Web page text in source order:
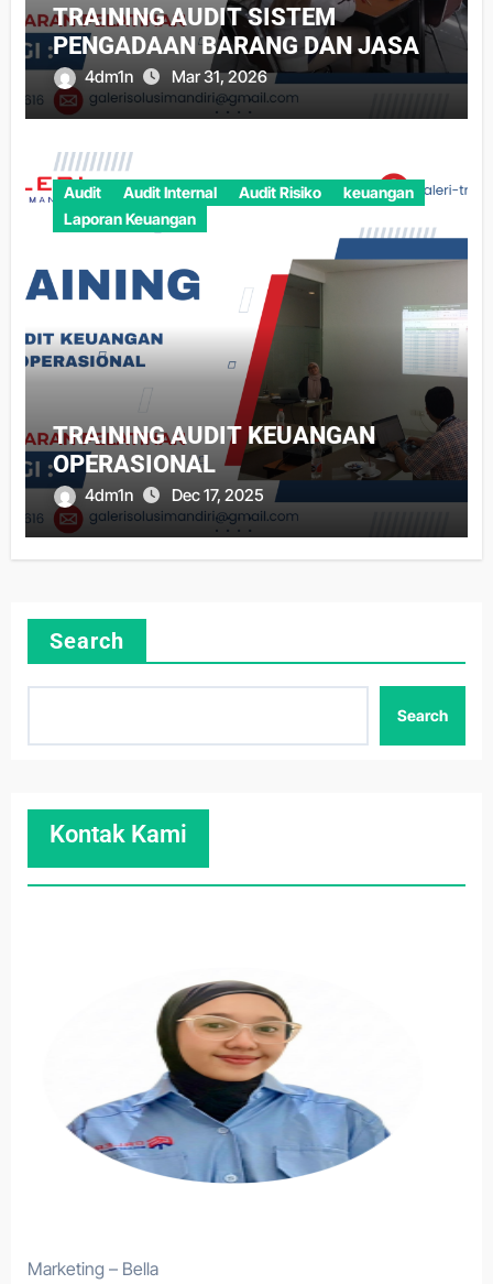
TRAINING AUDIT SISTEM
PENGADAAN BARANG DAN JASA
4dm1n Mar 31, 2026
Audit Audit Internal Audit Risiko
keuangan
Laporan Keuangan
TRAINING AUDIT KEUANGAN
OPERASIONAL
4dm1n Dec 17, 2025
Search
Search
Kontak Kami
Marketing – Bella